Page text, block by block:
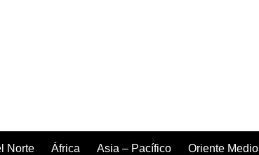
Norte África Asia – Pacífico Oriente Medio